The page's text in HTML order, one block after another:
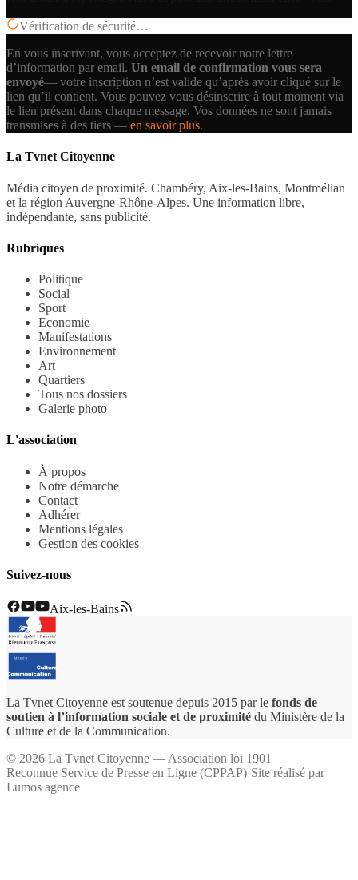
Vérification de sécurité…
En vous inscrivant, vous acceptez de recevoir notre lettre
d’information par email. Un email de confirmation vous sera
envoyé— votre inscription n’est valide qu’après avoir cliqué sur le
lien qu’il contient. Vous pouvez vous désinscrire à tout moment via
le lien présent dans chaque message. Vos données ne sont jamais
transmises à des tiers — en savoir plus.
La Tvnet Citoyenne
Média citoyen de proximité. Chambéry, Aix-les-Bains, Montmélian
et la région Auvergne-Rhône-Alpes. Une information libre,
indépendante, sans publicité.
Rubriques
Politique
Social
Sport
Economie
Manifestations
Environnement
Art
Quartiers
Tous nos dossiers
Galerie photo
L'association
À propos
Notre démarche
Contact
Adhérer
Mentions légales
Gestion des cookies
Suivez-nous
Aix-les-Bains
La Tvnet Citoyenne est soutenue depuis 2015 par le fonds de
soutien à l’information sociale et de proximité du Ministère de la
Culture et de la Communication.
© 2026 La Tvnet Citoyenne — Association loi 1901
Reconnue Service de Presse en Ligne (CPPAP)·Site réalisé par
Lumos agence